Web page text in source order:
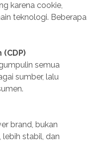
karena cookie,
teknologi. Beberapa
semua
sumber, lalu
brand, bukan
lebih stabil, dan